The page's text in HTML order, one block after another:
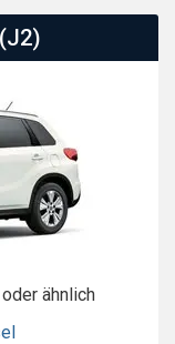
oder ähnlich